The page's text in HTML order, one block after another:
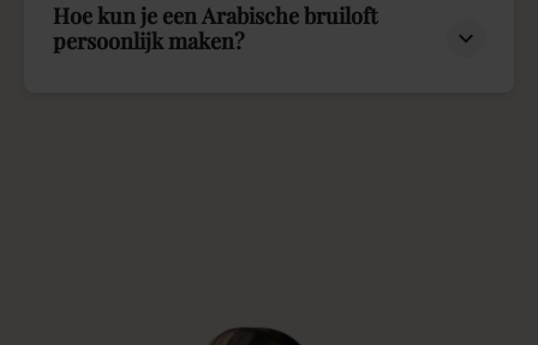
Hoe kun je een Arabische bruiloft
persoonlijk maken?